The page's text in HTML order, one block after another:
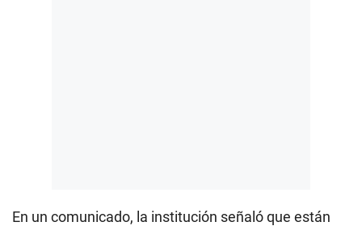
En un comunicado, la institución señaló que están